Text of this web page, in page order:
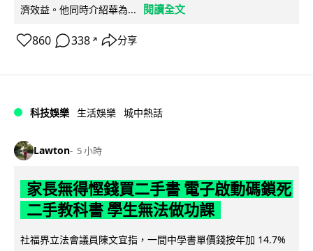
濟效益。他同時介紹華為...
閱讀全文
860 338 ↗ 分享
科技娛樂 生活娛樂 城中熱話
Lawton 5 小時
家長無得慳錢買二手書 電子啟動碼鎖死
二手教科書 學生無法做功課
社福界立法會議員陳文宜指，一間中學書單價錢按年加 14.7%